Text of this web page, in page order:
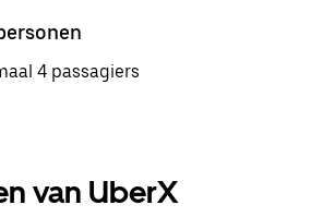
4 passagiers
van UberX